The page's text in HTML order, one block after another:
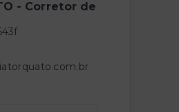
- Corretor de